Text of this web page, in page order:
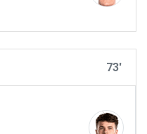
73'